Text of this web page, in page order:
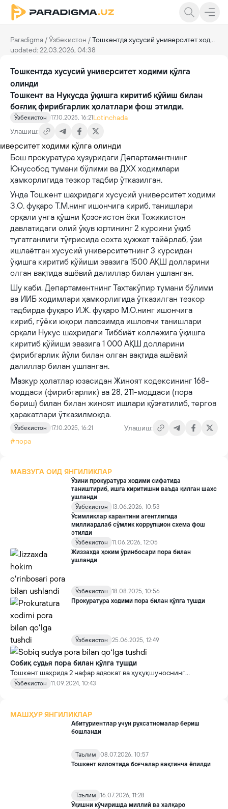
Paradigma /Ўзбекистон /Тошкентда хусусий университет ходими қўлга олинди
updated: 22.03.2026, 04:38
Тошкентда хусусий университет ходими қўлга
олинди
Тошкент ва Нукусда ўқишга киритиб қўйиш билан
боғлиқ фирибгарлик ҳолатлари фош этилди.
Ўзбекистон 17.10.2025, 16:21 Lotinchada
Улашиш:
Бош прокуратура ҳузуридаги Департаментнинг
Юнусобод тумани бўлими ва ДХХ ходимлари
ҳамкорлигида тезкор тадбир ўтказилган.
Унда Тошкент шаҳридаги хусусий университет ходими
З.О. фуқаро Т.М.нинг ишончига кириб, танишлари
орқали унга қўшни Қозоғистон ёки Тожикистон
давлатидаги олий ўқув юртининг 2 курсини ўқиб
тугатганлиги тўғрисида сохта ҳужжат тайёрлаб, ўзи
ишлаётган хусусий университетнинг 3 курсидан
ўқишга киритиб қўйиши эвазига 1500 АҚШ долларини
олган вақтида ашёвий далиллар билан ушланган.
Шу каби, Департаментнинг Тахтакўпир тумани бўлими
ва ИИБ ходимлари ҳамкорлигида ўтказилган тезкор
тадбирда фуқаро И.Ж. фуқаро М.О.нинг ишончига
кириб, гўёки юқори лавозимда ишловчи танишлари
орқали Нукус шаҳридаги Тиббиёт коллежига ўқишга
киритиб қўйиши эвазига 1 000 АҚШ долларини
фирибгарлик йўли билан олган вақтида ашёвий
далиллар билан ушланган.
Мазкур ҳолатлар юзасидан Жиноят кодексининг 168-
моддаси (фирибгарлик) ва 28, 211-моддаси (пора
бериш) билан билан жиноят ишлари қўзғатилиб, тергов
ҳаракатлари ўтказилмоқда.
Ўзбекистон 17.10.2025, 16:21
Улашиш:
#пора
МАВЗУГА ОИД ЯНГИЛИКЛАР
Ўзини прокуратура ходими сифатида
таништириб, ишга киритишни ваъда қилган шахс
ушланди
Ўзбекистон
13.06.2026, 10:53
Ўсимликлар карантини агентлигида
миллиардлаб сўмлик коррупцион схема фош
этилди
Ўзбекистон
11.06.2026, 12:05
Жиззахда ҳоким ўринбосари пора билан
ушланди
Ўзбекистон
18.08.2025, 10:56
Прокуратура ходими пора билан қўлга тушди
Ўзбекистон 25.06.2025, 12:49
Собиқ судья пора билан қўлга тушди
Тошкент шаҳрида 2 нафар адвокат ва ҳуқуқшуноснинг
ноқонуний қилмишлари Давлат хавфсизлик хизмати
Ўзбекистон 11.09.2024, 10:43
МАШҲУР ЯНГИЛИКЛАР
Абитуриентлар учун рухсатномалар бериш
бошланди
Таълим
08.07.2026, 10:57
Тошкент вилоятида боғчалар вақтинча ёпилди
Таълим
16.07.2026, 11:28
Ўқишни кўчиришда миллий ва халқаро